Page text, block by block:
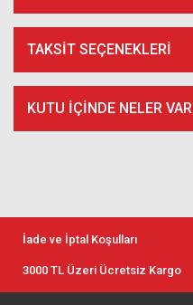
TAKSIT SEÇENEKLERI
KUTU İÇİNDE NELER VAR
İade ve İptal Koşulları
3000 TL Üzeri Ücretsiz Kargo